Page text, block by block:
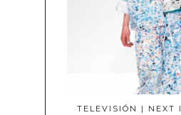
TELEVISIÓN | NEXT